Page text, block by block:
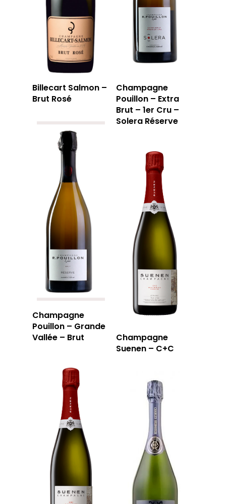
Billecart Salmon –
Brut Rosé
Champagne
Pouillon – Extra
Brut – 1er Cru –
Solera Réserve
Champagne
Pouillon – Grande
Vallée – Brut
Champagne
Suenen – C+C